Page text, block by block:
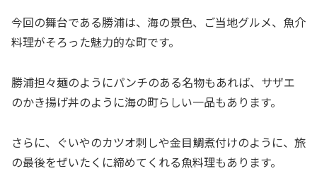
今回の舞台である勝浦は、海の景色、ご当地グルメ、魚介
料理がそろった魅力的な町です。
勝浦担々麺のようにパンチのある名物もあれば、サザエ
のかき揚げ丼のように海の町らしい一品もあります。
さらに、ぐいやのカツオ刺しや金目鯛煮付けのように、旅
の最後をぜいたくに締めてくれる魚料理もあります。